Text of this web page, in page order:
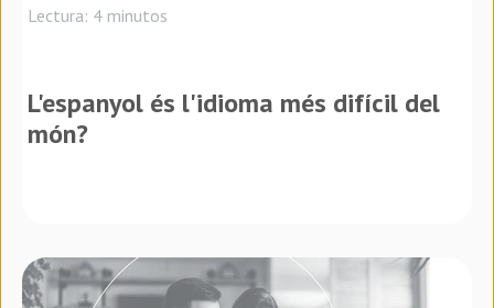
Lectura: 4 minutos
L'espanyol és l'idioma més difícil del
món?